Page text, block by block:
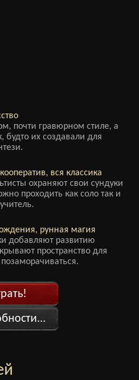
почти гравюрном стиле, а
будто их создавали для
вся классика
охраняют свои сундуки
проходить как соло так и
рунная магия
добавляют развитию
пространство для